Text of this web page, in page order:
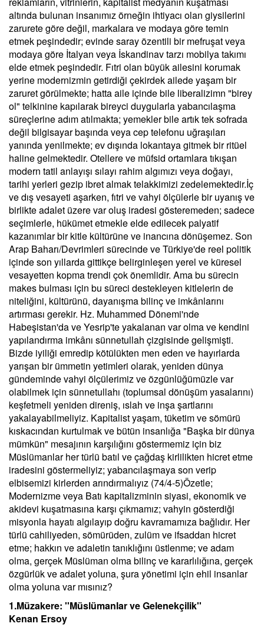
altında bulunan insanımız örneğin ihtiyacı olan giysilerini
zarurete göre değil, markalara ve modaya göre temin
etmek peşindedir; evinde saray özentili bir mefruşat veya
modaya göre İtalyan veya İskandinav tarzı mobilya takımı
elde etmek peşindedir. Fıtri olan büyük ailesini korumak
yerine modernizmin getirdiği çekirdek ailede yaşam bir
zaruret görülmekte; hatta aile içinde bile liberalizimn "birey
ol" telkinine kapılarak bireyci duygularla yabancılaşma
süreçlerine adım atılmakta; yemekler bile artık tek sofrada
değil bilgisayar başında veya cep telefonu uğraşıları
yanında yenilmekte; ev dışında lokantaya gitmek bir ritüel
haline gelmektedir. Otellere ve müfsid ortamlara tıkışan
modern tatil anlayışı sılayı rahim algımızı veya doğayı,
tarihi yerleri gezip ibret almak telakkimizi zedelemektedir.İç
ve dış vesayeti aşarken, fıtri ve vahyi ölçülerle bir uyanış ve
birlikte adalet üzere var oluş iradesi gösteremeden; sadece
seçimlerle, hükümet etmekle elde edilecek palyatif
kazanımlar bir kitle kültürüne ve inancına dönüşemez. Son
Arap Baharı/Devrimleri sürecinde ve Türkiye'de reel politik
içinde son yıllarda gittikçe belirginleşen yerel ve küresel
vesayetten kopma trendi çok önemlidir. Ama bu sürecin
makes bulması için bu süreci destekleyen kitlelerin de
niteliğini, kültürünü, dayanışma bilinç ve imkânlarını
artırması gerekir. Hz. Muhammed Dönemi'nde
Habeşistan'da ve Yesrip'te yakalanan var olma ve kendini
yapılandırma imkânı sünnetullah çizgisinde gelişmişti.
Bizde iyiliği emredip kötülükten men eden ve hayırlarda
yarışan bir ümmetin yetimleri olarak, yeniden dünya
gündeminde vahyi ölçülerimiz ve özgünlüğümüzle var
olabilmek için sünnetullahı (toplumsal dönüşüm yasalarını)
keşfetmeli yeniden direniş, ıslah ve inşa şartlarını
yakalayabilmeliyiz. Kapitalist yaşam, tüketim ve sömürü
kıskacından kurtulmak ve bütün insanlığa "Başka bir dünya
mümkün" mesajının karşılığını göstermemiz için biz
Müslümanlar her türlü batıl ve çağdaş kirlilikten hicret etme
iradesini göstermeliyiz; yabancılaşmaya son verip
elbisemizi kirlerden arındırmalıyız (74/4-5)Özetle;
Modernizme veya Batı kapitalizminin siyasi, ekonomik ve
akidevi kuşatmasına karşı çıkmamız; vahyin gösterdiği
misyonla hayatı algılayıp doğru kavramamıza bağlıdır. Her
türlü cahiliyeden, sömürüden, zulüm ve ifsaddan hicret
etme; hakkın ve adaletin tanıklığını üstlenme; ve adam
olma, gerçek Müslüman olma bilinç ve kararlılığına, gerçek
özgürlük ve adalet yoluna, şura yönetimi için ehil insanlar
olma yoluna var mısınız?
1.Müzakere: ''Müslümanlar ve Gelenekçilik''
Kenan Ersoy